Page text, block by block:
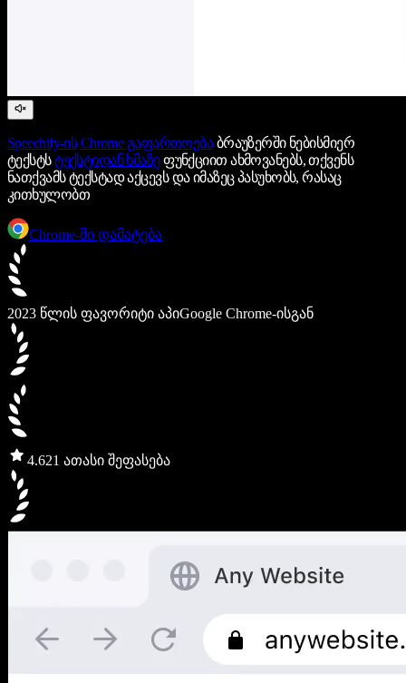
Speechify-ის Chrome გაფართოებაბრაუზერში ნებისმიერ
ტექსტსტექსტიდან ხმაზეფუნქციით ახმოვანებს, თქვენს
ნათქვამს ტექსტად აქცევს და იმაზეც პასუხობს, რასაც
კითხულობთ
Chrome-ში დამატება
2023 წლის ფავორიტი აპიGoogle Chrome-ისგან
4.621 ათასი შეფასება